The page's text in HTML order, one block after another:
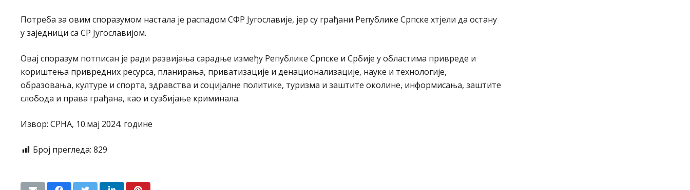
Потреба за овим споразумом настала је распадом СФР Југославије, јер су грађани Републике Српске хтјели да остану
у заједници са СР Југославијом.
Овај споразум потписан је ради развијања сарадње између Републике Српске и Србије у областима привреде и
кориштења привредних ресурса, планирања, приватизације и денационализације, науке и технологије,
образовања, културе и спорта, здравства и социјалне политике, туризма и заштите околине, информисања, заштите
слобода и права грађана, као и сузбијање криминала.
Извор: СРНА, 10.мај 2024. године
Број прегледа: 829